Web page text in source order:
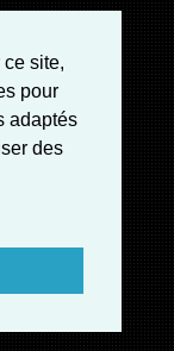
site,
pour
adaptés
des